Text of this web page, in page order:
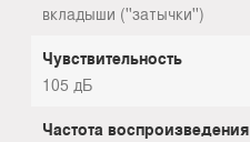
вкладыши (''затычки'')
Чувствительность
105 дБ
Частота воспроизведения